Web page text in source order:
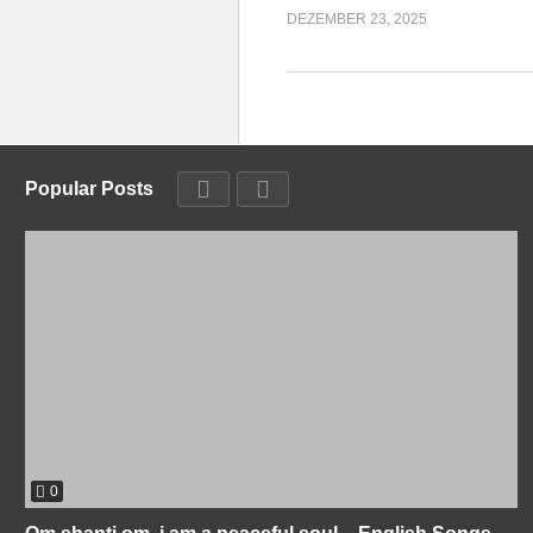
DEZEMBER 23, 2025
Popular Posts
0